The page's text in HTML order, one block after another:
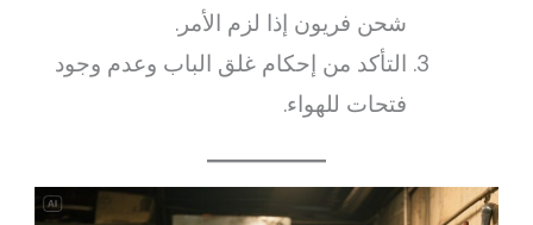
شحن فريون إذا لزم الأمر.
التأكد من إحكام غلق الباب وعدم وجود
فتحات للهواء.